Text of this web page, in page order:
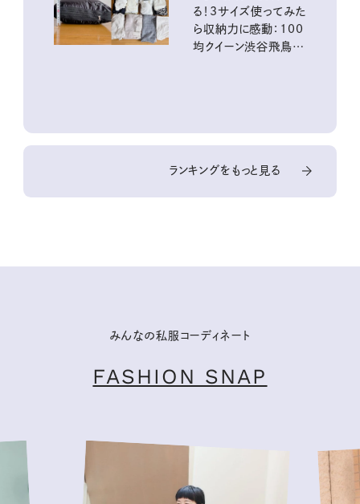
る！3サイズ使ってみた
ら収納力に感動：100
均クイーン渋谷飛鳥の
ランキングをもっと見る
みんなの私服コーディネート
FASHION SNAP